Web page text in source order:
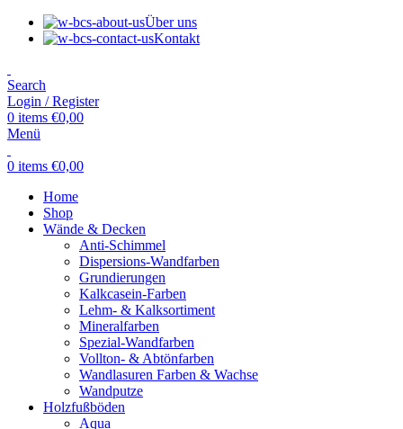
Über uns
Kontakt
Search
Login / Register
0 items €0,00
Menü
0 items €0,00
Home
Shop
Wände & Decken
Anti-Schimmel
Dispersions-Wandfarben
Grundierungen
Kalkcasein-Farben
Lehm- & Kalksortiment
Mineralfarben
Spezial-Wandfarben
Vollton- & Abtönfarben
Wandlasuren Farben & Wachse
Wandputze
Holzfußböden
Aqua